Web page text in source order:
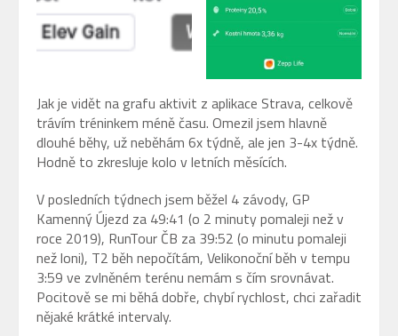
Jak je vidět na grafu aktivit z aplikace Strava, celkově
trávím tréninkem méně času. Omezil jsem hlavně
dlouhé běhy, už neběhám 6x týdně, ale jen 3-4x týdně.
Hodně to zkresluje kolo v letních měsících.
V posledních týdnech jsem běžel 4 závody, GP
Kamenný Újezd za 49:41 (o 2 minuty pomaleji než v
roce 2019), RunTour ČB za 39:52 (o minutu pomaleji
než loni), T2 běh nepočítám, Velikonoční běh v tempu
3:59 ve zvlněném terénu nemám s čím srovnávat.
Pocitově se mi běhá dobře, chybí rychlost, chci zařadit
nějaké krátké intervaly.